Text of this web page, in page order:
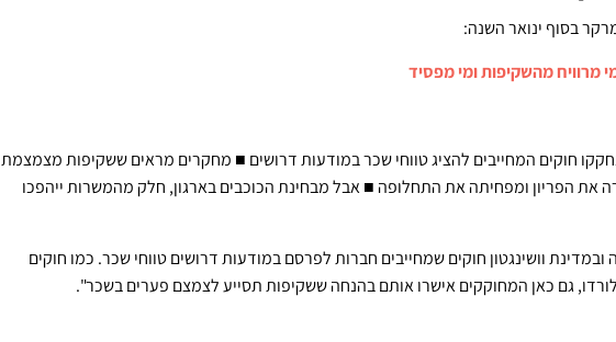
בסוף ינואר השנה:
מהשקיפות ומי מפסיד
חוקים המחייבים להציג טווחי שכר במודעות דרושים ■ מחקרים מראים ששקיפות מצמצמת
את הפריון ומפחיתה את התחלופה ■ אבל מבחינת הכוכבים בארגון, חלק מהמשרות ייהפכו
וושינגטון חוקים שמחייבים חברות לפרסם במודעות דרושים טווחי שכר. כמו חוקים
גם כאן המחוקקים אישרו אותם בהנחה ששקיפות תסייע לצמצם פערים בשכר".